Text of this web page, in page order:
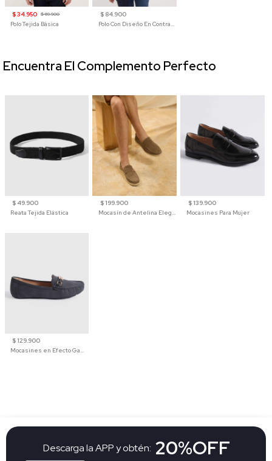
$ 34.950 $ 69.900
Polo Tejida Básica
$ 84.900
$ 49.900
Reata Tejida Elástica
$ 199.900
Mocasín de Antelina Elegante con Suela de Contraste Para Hombre
$ 139.900
Mocasines Para Mujer
$ 129.900
Mocasines en Efecto Gamuzado Para Mujer
Encuentra El Complemento Perfecto
Descarga la APP y obtén: 20%OFF